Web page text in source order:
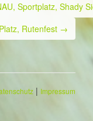
Sportplatz, Shady
Rutenfest →
| Impressum